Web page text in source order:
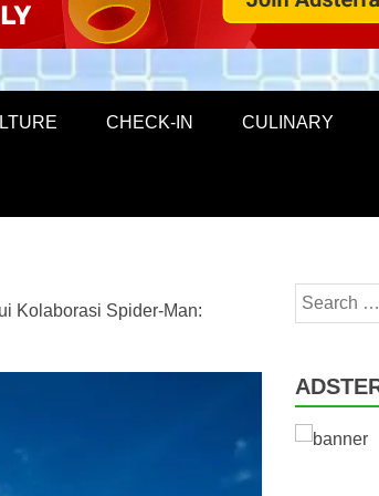
CHECK-IN CULINARY
Kolaborasi Spider-Man:
Search
for: